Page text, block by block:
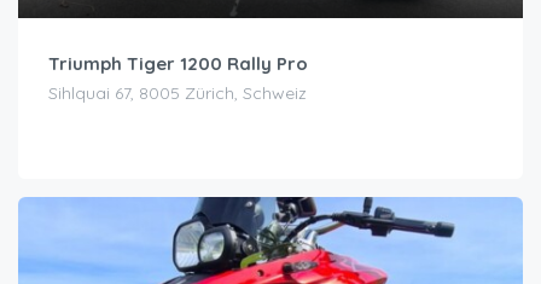
Triumph Tiger 1200 Rally Pro
Sihlquai 67, 8005 Zürich, Schweiz